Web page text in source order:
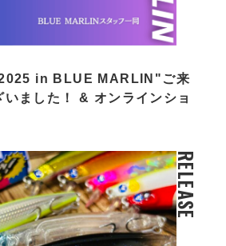
in BLUE MARLIN"ご来
いました！ & オンラインショ
RELEASE